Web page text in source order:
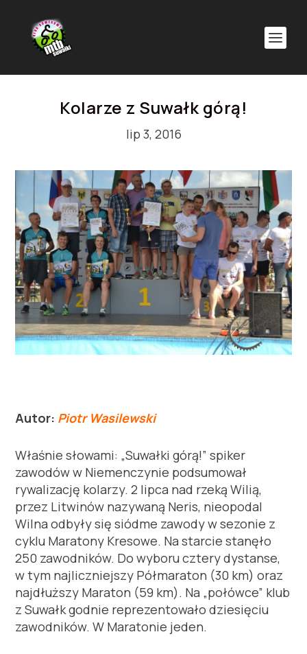
Kolarze z Suwałk górą!
lip 3, 2016
Autor: Piotr Wasilewski
Właśnie słowami: „Suwałki górą!” spiker
zawodów w Niemenczynie podsumował
rywalizację kolarzy. 2 lipca nad rzeką Wilią,
przez Litwinów nazywaną Neris, nieopodal
Wilna odbyły się siódme zawody w sezonie z
cyklu Maratony Kresowe. Na starcie stanęło
250 zawodników. Do wyboru cztery dystanse,
w tym najliczniejszy Półmaraton (30 km) oraz
najdłuższy Maraton (59 km). Na „połówce” klub
z Suwałk godnie reprezentowało dziesięciu
zawodników. W Maratonie jeden.